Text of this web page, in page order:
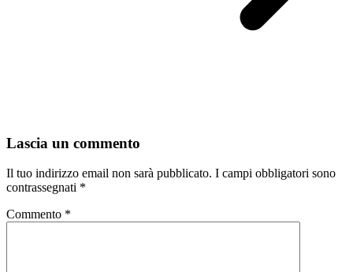
Lascia un commento
Il tuo indirizzo email non sarà pubblicato. I campi obbligatori sono
contrassegnati *
Commento *